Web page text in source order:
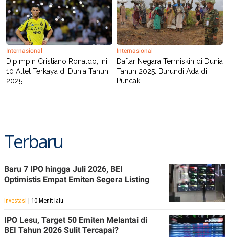
Internasional
Dipimpin Cristiano Ronaldo, Ini
10 Atlet Terkaya di Dunia Tahun
2025
Internasional
Daftar Negara Termiskin di Dunia
Tahun 2025: Burundi Ada di
Puncak
Terbaru
Baru 7 IPO hingga Juli 2026, BEI
Optimistis Empat Emiten Segera Listing
Investasi | 10 Menit lalu
IPO Lesu, Target 50 Emiten Melantai di
BEI Tahun 2026 Sulit Tercapai?